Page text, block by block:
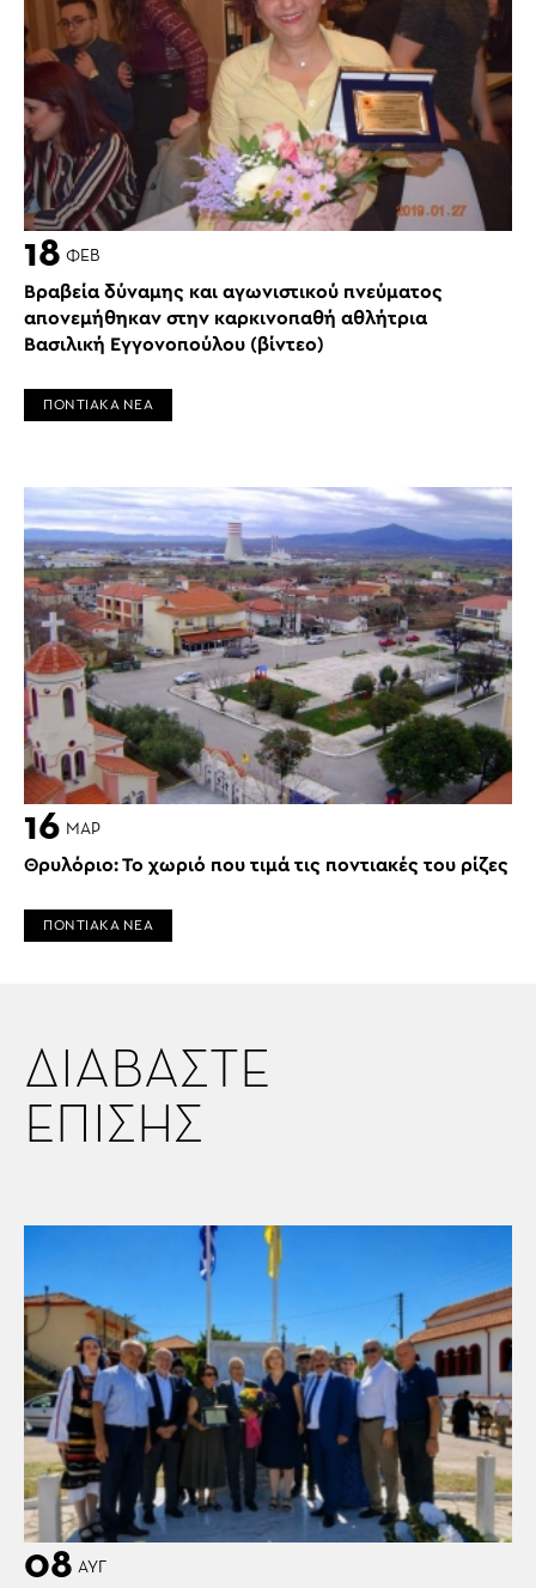
18 ΦΕΒ
Βραβεία δύναμης και αγωνιστικού πνεύματος
απονεμήθηκαν στην καρκινοπαθή αθλήτρια
Βασιλική Εγγονοπούλου (βίντεο)
ΠΟΝΤΙΑΚΑ ΝΕΑ
16 ΜΑΡ
Θρυλόριο: Το χωριό που τιμά τις ποντιακές του ρίζες
ΠΟΝΤΙΑΚΑ ΝΕΑ
ΔΙΑΒΑΣΤΕ
ΕΠΙΣΗΣ
08 ΑΥΓ